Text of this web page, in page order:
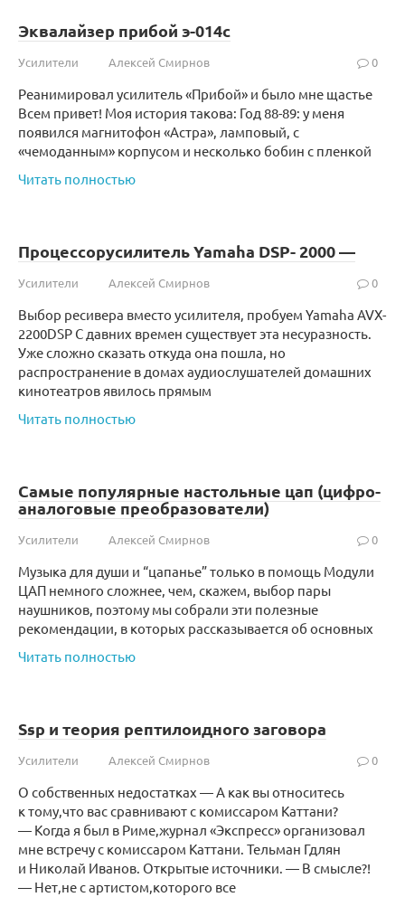
Эквалайзер прибой э-014с
Усилители Алексей Смирнов 0
Реанимировал усилитель «Прибой» и было мне щастье
Всем привет! Моя история такова: Год 88-89: у меня
появился магнитофон «Астра», ламповый, с
«чемоданным» корпусом и несколько бобин с пленкой
Читать полностью
Процессорусилитель Yamaha DSP- 2000 —
Усилители Алексей Смирнов 0
Выбор ресивера вместо усилителя, пробуем Yamaha AVX-
2200DSP С давних времен существует эта несуразность.
Уже сложно сказать откуда она пошла, но
распространение в домах аудиослушателей домашних
кинотеатров явилось прямым
Читать полностью
Самые популярные настольные цап (цифро-
аналоговые преобразователи)
Усилители Алексей Смирнов 0
Музыка для души и “цапанье” только в помощь Модули
ЦАП немного сложнее, чем, скажем, выбор пары
наушников, поэтому мы собрали эти полезные
рекомендации, в которых рассказывается об основных
Читать полностью
Ssp и теория рептилоидного заговора
Усилители Алексей Смирнов 0
О собственных недостатках — А как вы относитесь
к тому,что вас сравнивают с комиссаром Каттани?
— Когда я был в Риме,журнал «Экспресс» организовал
мне встречу с комиссаром Каттани. Тельман Гдлян
и Николай Иванов. Открытые источники. — В смысле?!
— Нет,не с артистом,которого все